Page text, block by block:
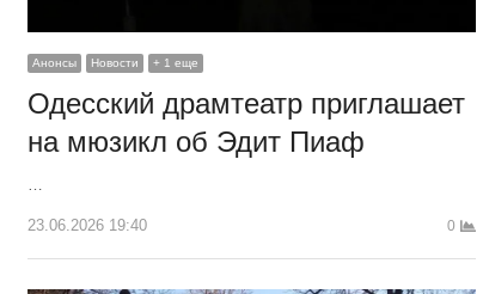
Анонсы Новости + 1 еще
Одесский драмтеатр приглашает
на мюзикл об Эдит Пиаф
…
23.06.2026 19:40 0